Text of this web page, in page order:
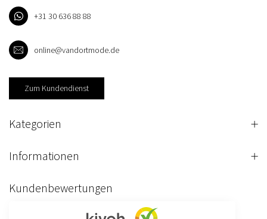
+31 30 636 88 88
online@vandortmode.de
Zum Kundendienst
Kategorien
Informationen
Kundenbewertungen